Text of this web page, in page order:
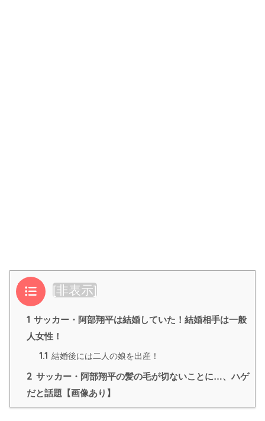
目次 [非表示]
1 サッカー・阿部翔平は結婚していた！結婚相手は一般
人女性！
1.1 結婚後には二人の娘を出産！
2 サッカー・阿部翔平の髪の毛が切ないことに…、ハゲ
だと話題【画像あり】